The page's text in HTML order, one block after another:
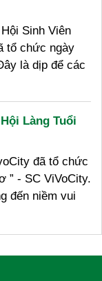
Sinh Viên
tổ chức ngày
là dịp để các
Làng Tuổi
đã tổ chức
” - SC ViVoCity.
đến niềm vui